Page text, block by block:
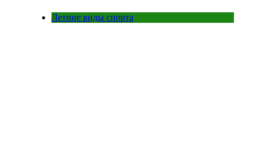
Летние виды спорта